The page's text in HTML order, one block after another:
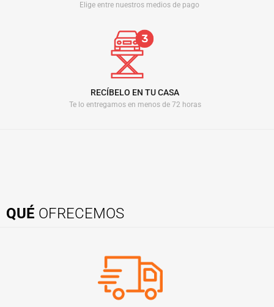
Elige entre nuestros medios de pago
RECÍBELO EN TU CASA
Te lo entregamos en menos de 72 horas
QUÉ OFRECEMOS